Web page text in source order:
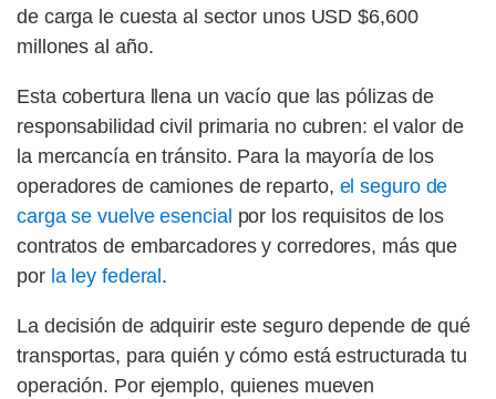
de carga le cuesta al sector unos USD $6,600
millones al año.
Esta cobertura llena un vacío que las pólizas de
responsabilidad civil primaria no cubren: el valor de
la mercancía en tránsito. Para la mayoría de los
operadores de camiones de reparto, el seguro de
carga se vuelve esencial por los requisitos de los
contratos de embarcadores y corredores, más que
por la ley federal .
La decisión de adquirir este seguro depende de qué
transportas, para quién y cómo está estructurada tu
operación. Por ejemplo, quienes mueven